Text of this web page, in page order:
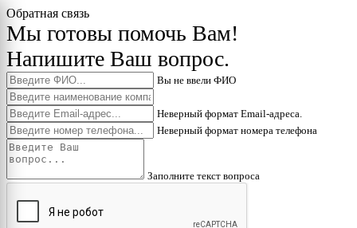
Обратная связь
Мы готовы помочь Вам!
Напишите Ваш вопрос.
Вы не ввели ФИО
Неверный формат Email-адреса.
Неверный формат номера телефона
Заполните текст вопроса